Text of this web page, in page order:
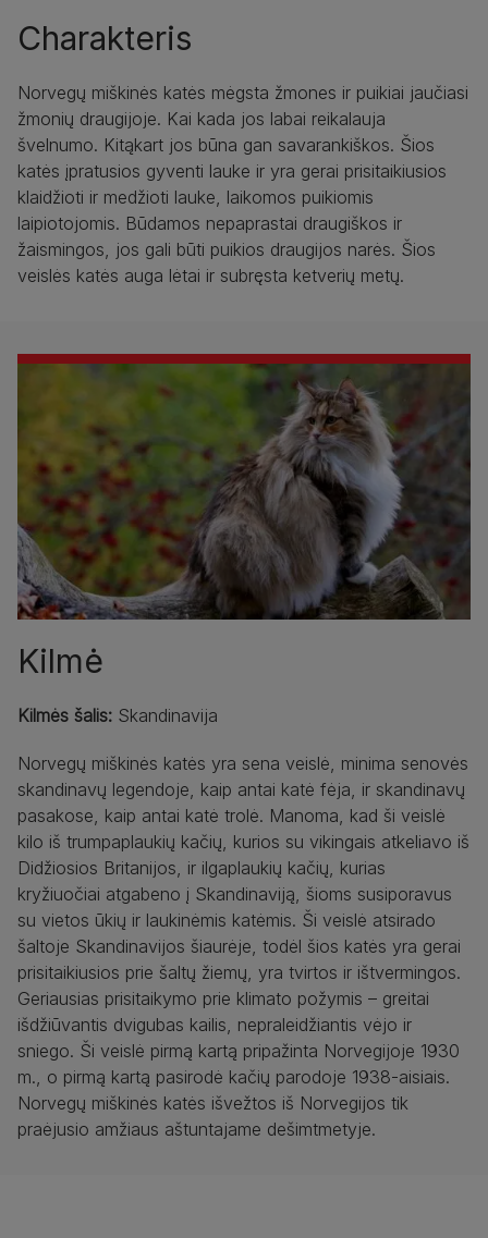
Charakteris
Norvegų miškinės katės mėgsta žmones ir puikiai jaučiasi
žmonių draugijoje. Kai kada jos labai reikalauja
švelnumo. Kitąkart jos būna gan savarankiškos. Šios
katės įpratusios gyventi lauke ir yra gerai prisitaikiusios
klaidžioti ir medžioti lauke, laikomos puikiomis
laipiotojomis. Būdamos nepaprastai draugiškos ir
žaismingos, jos gali būti puikios draugijos narės. Šios
veislės katės auga lėtai ir subręsta ketverių metų.
Kilmė
Kilmės šalis: Skandinavija
Norvegų miškinės katės yra sena veislė, minima senovės
skandinavų legendoje, kaip antai katė fėja, ir skandinavų
pasakose, kaip antai katė trolė. Manoma, kad ši veislė
kilo iš trumpaplaukių kačių, kurios su vikingais atkeliavo iš
Didžiosios Britanijos, ir ilgaplaukių kačių, kurias
kryžiuočiai atgabeno į Skandinaviją, šioms susiporavus
su vietos ūkių ir laukinėmis katėmis. Ši veislė atsirado
šaltoje Skandinavijos šiaurėje, todėl šios katės yra gerai
prisitaikiusios prie šaltų žiemų, yra tvirtos ir ištvermingos.
Geriausias prisitaikymo prie klimato požymis – greitai
išdžiūvantis dvigubas kailis, nepraleidžiantis vėjo ir
sniego. Ši veislė pirmą kartą pripažinta Norvegijoje 1930
m., o pirmą kartą pasirodė kačių parodoje 1938-aisiais.
Norvegų miškinės katės išvežtos iš Norvegijos tik
praėjusio amžiaus aštuntajame dešimtmetyje.